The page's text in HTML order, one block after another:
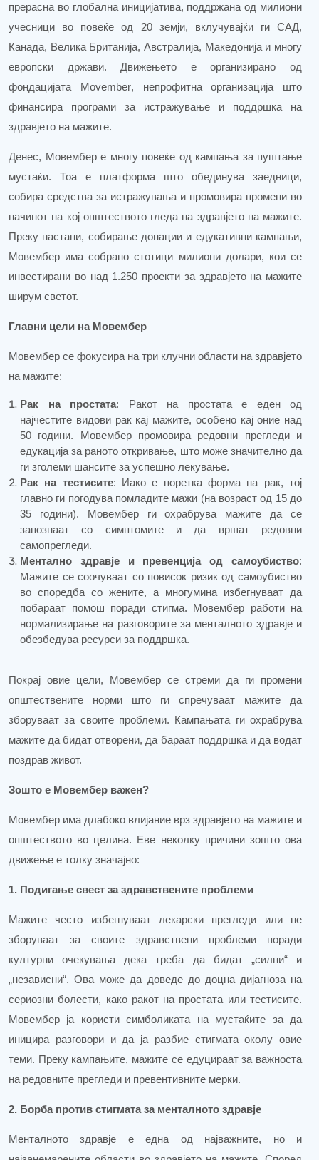
прерасна во глобална иницијатива, поддржана од милиони
учесници во повеќе од 20 земји, вклучувајќи ги САД,
Канада, Велика Британија, Австралија, Македонијаи многу
европски држави. Движењето е организирано од
фондацијата Movember, непрофитна организација што
финансира програми за истражување и поддршка на
здравјето на мажите.
Денес, Мовембер е многу повеќе од кампања за пуштање
мустаќи. Тоа е платформа што обединува заедници,
собира средства за истражувања и промовира промени во
начинот на кој општеството гледа на здравјето на мажите.
Преку настани, собирање донации и едукативни кампањи,
Мовембер има собрано стотици милиони долари, кои се
инвестирани во над 1.250 проекти за здравјето на мажите
ширум светот.
Главни цели на Мовембер
Мовембер се фокусира на три клучни области на здравјето
на мажите:
Рак на простата: Ракот на простата е еден од
најчестите видови рак кај мажите, особено кај оние над
50 години. Мовембер промовира редовни прегледи и
едукација за раното откривање, што може значително да
ги зголеми шансите за успешно лекување.
Рак на тестисите: Иако е поретка форма на рак, тој
главно ги погодува помладите мажи (на возраст од 15 до
35 години). Мовембер ги охрабрува мажите да се
запознаат со симптомите и да вршат редовни
самопрегледи.
Ментално здравје и превенција од самоубиство:
Мажите се соочуваат со повисок ризик од самоубиство
во споредба со жените, а многумина избегнуваат да
побараат помош поради стигма. Мовембер работи на
нормализирање на разговорите за менталното здравје и
обезбедува ресурси за поддршка.
Покрај овие цели, Мовембер се стреми да ги промени
општествените норми што ги спречуваат мажите да
зборуваат за своите проблеми. Кампањата ги охрабрува
мажите да бидат отворени, да бараат поддршка и да водат
поздрав живот.
Зошто е Мовембер важен?
Мовембер има длабоко влијание врз здравјето на мажите и
општеството во целина. Еве неколку причини зошто ова
движење е толку значајно:
1. Подигање свест за здравствените проблеми
Мажите често избегнуваат лекарски прегледи или не
зборуваат за своите здравствени проблеми поради
културни очекувања дека треба да бидат „силни“ и
„независни“. Ова може да доведе до доцна дијагноза на
сериозни болести, како ракот на простата или тестисите.
Мовембер ја користи симболиката на мустаќите за да
иницира разговори и да ја разбие стигмата околу овие
теми. Преку кампањите, мажите се едуцираат за важноста
на редовните прегледи и превентивните мерки.
2. Борба против стигмата за менталното здравје
Менталното здравје е една од најважните, но и